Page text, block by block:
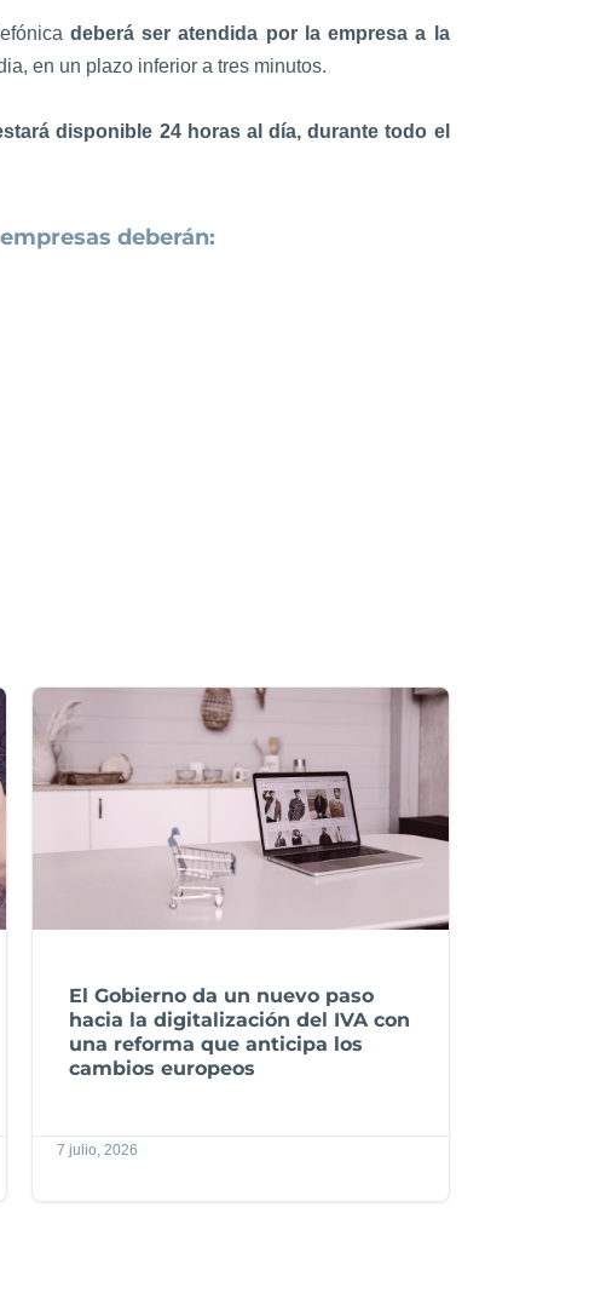
deberá ser atendida por la empresa a la
en un plazo inferior a tres minutos.
disponible 24 horas al día, durante todo el
deberán:
El Gobierno da un nuevo paso
hacia la digitalización del IVA con
una reforma que anticipa los
cambios europeos
7 julio, 2026